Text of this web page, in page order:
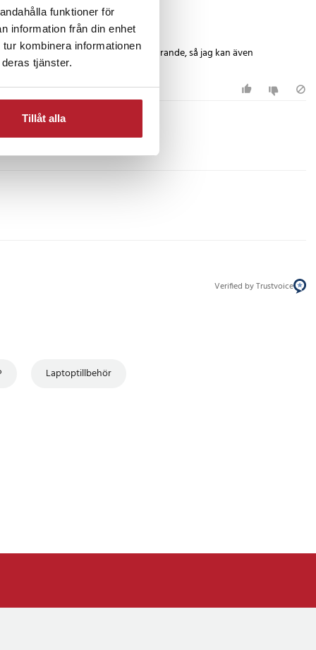
funktioner för
information från din enhet
kombinera informationen
tjänster.
Tillåt alla
mer kraftfull kapacitet än min nuvarande, så jag kan även
är nöjd med det extra.
Verified by Trustvoice
Laptoptillbehör